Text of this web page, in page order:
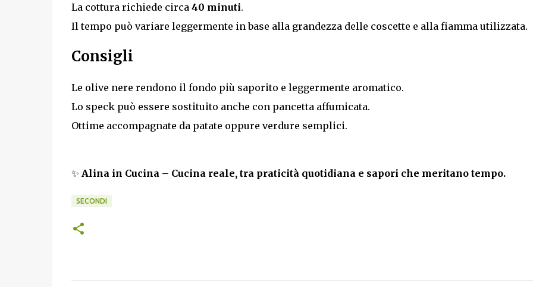
La cottura richiede circa 40 minuti.
Il tempo può variare leggermente in base alla grandezza delle coscette e alla fiamma utilizzata.
Consigli
Le olive nere rendono il fondo più saporito e leggermente aromatico.
Lo speck può essere sostituito anche con pancetta affumicata.
Ottime accompagnate da patate oppure verdure semplici.
✨ Alina in Cucina – Cucina reale, tra praticità quotidiana e sapori che meritano tempo.
SECONDI